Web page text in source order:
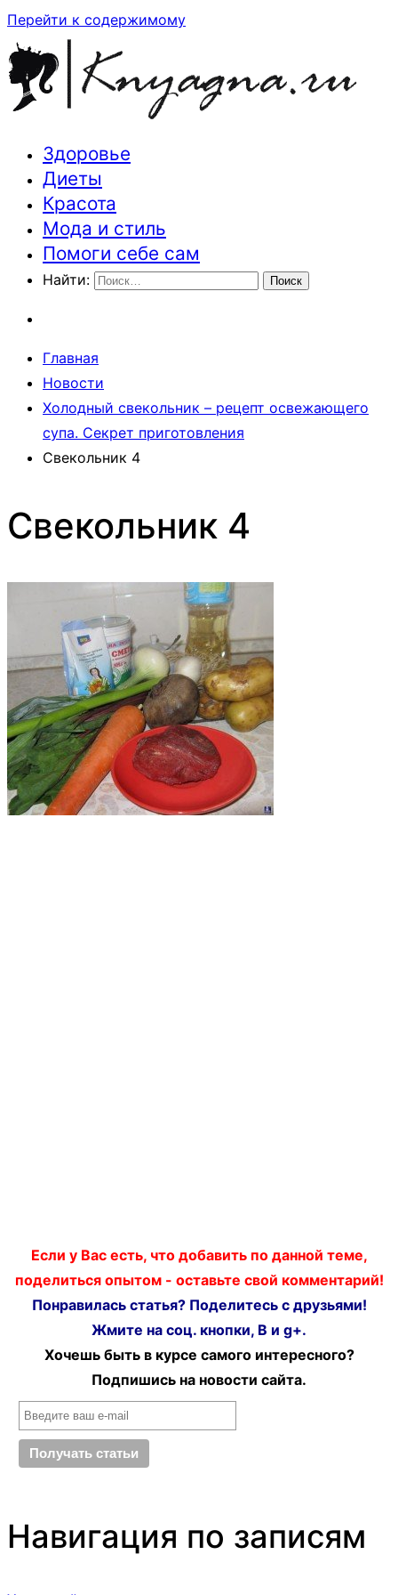
Перейти к содержимому
Траектория здоровья и красоты
Здоровье
Диеты
Красота
Мода и стиль
Помоги себе сам
Найти:
Главная
Новости
Холодный свекольник – рецепт освежающего
супа. Секрет приготовления
Свекольник 4
Свекольник 4
Если у Вас есть, что добавить по данной теме,
поделиться опытом - оставьте свой комментарий!
Понравилась статья? Поделитесь с друзьями!
Жмите на соц. кнопки, В и g+.
Хочешь быть в курсе самого интересного?
Подпишись на новости сайта.
Навигация по записям